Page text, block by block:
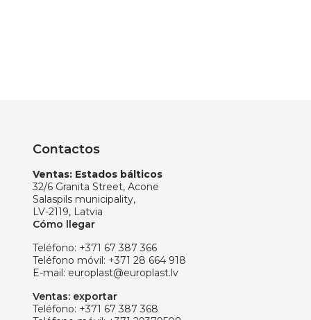
Contactos
Ventas: Estados bálticos
32/6 Granita Street, Acone
Salaspils municipality,
LV-2119, Latvia
Cómo llegar
Teléfono: +371 67 387 366
Teléfono móvil: +371 28 664 918
E-mail: europlast@europlast.lv
Ventas: exportar
Teléfono: +371 67 387 368